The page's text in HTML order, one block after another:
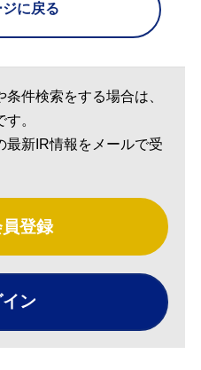
に戻る
件検索をする場合は、
。
最新IR情報をメールで受
登録
ン